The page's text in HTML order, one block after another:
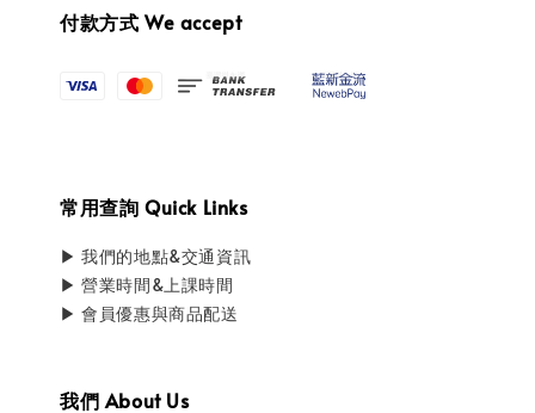
付款方式 We accept
常用查詢 Quick Links
▶ 我們的地點&交通資訊
▶ 營業時間&上課時間
▶ 會員優惠與商品配送
我們 About Us